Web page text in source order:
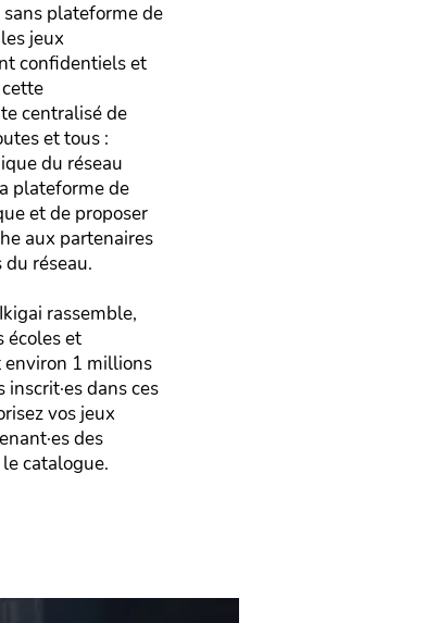
sans plateforme de
jeux
confidentiels et
centralisé de
et tous :
du réseau
plateforme de
et de proposer
aux partenaires
réseau.
rassemble,
écoles et
environ 1 millions
dans ces
vos jeux
des
catalogue.